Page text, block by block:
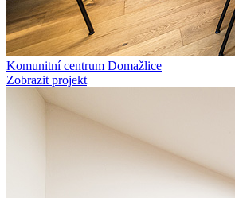
Komunitní centrum Domažlice
Zobrazit projekt